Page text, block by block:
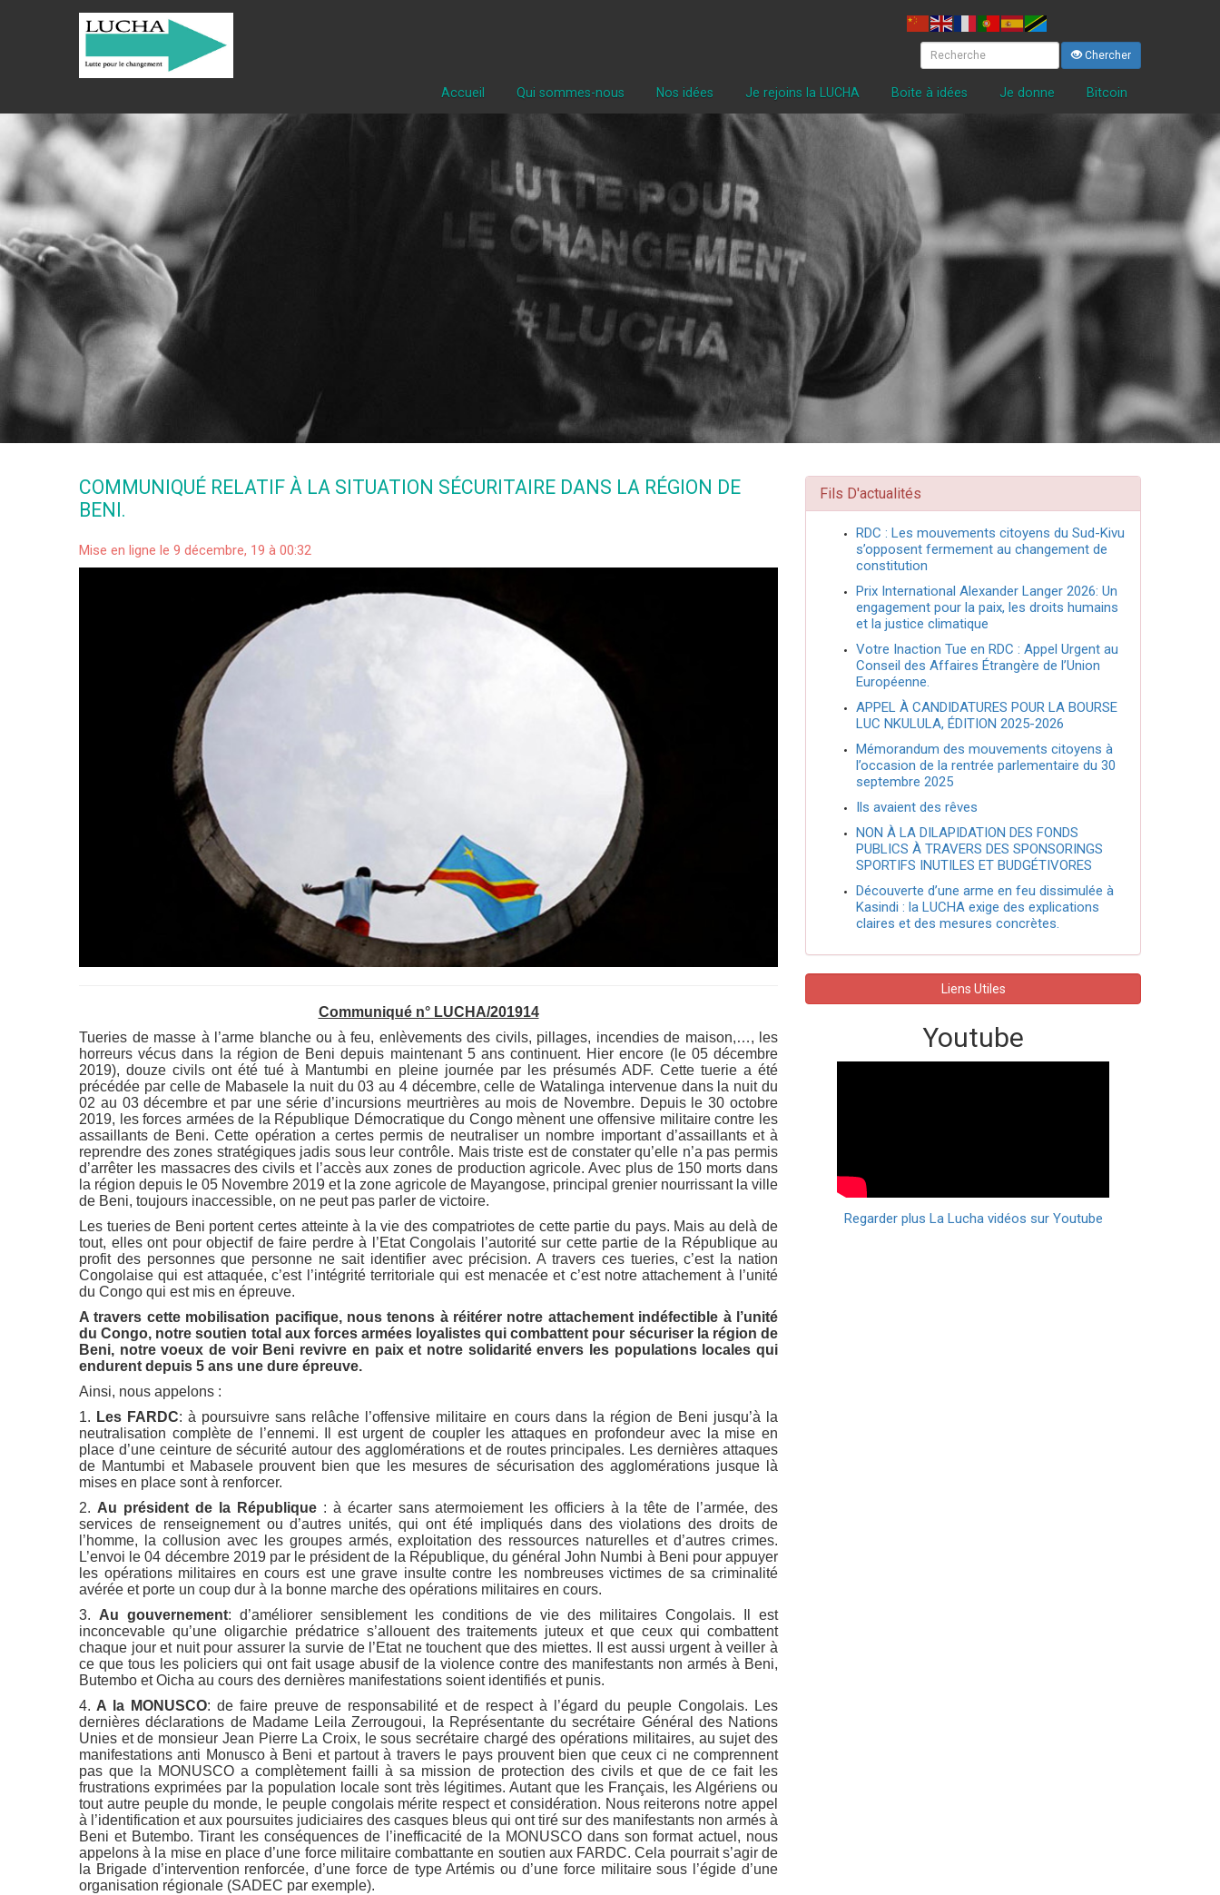
Chercher
Accueil Qui sommes-nous Nos idées Je rejoins la LUCHA Boite à idées Je donne Bitcoin
COMMUNIQUÉ RELATIF À LA SITUATION SÉCURITAIRE DANS LA RÉGION DE
BENI.
Mise en ligne le 9 décembre, 19 à 00:32
Communiqué n° LUCHA/201914
Tueries de masse à l’arme blanche ou à feu, enlèvements des civils, pillages, incendies de maison,…, les
horreurs vécus dans la région de Beni depuis maintenant 5 ans continuent. Hier encore (le 05 décembre
2019), douze civils ont été tué à Mantumbi en pleine journée par les présumés ADF. Cette tuerie a été
précédée par celle de Mabasele la nuit du 03 au 4 décembre, celle de Watalinga intervenue dans la nuit du
02 au 03 décembre et par une série d’incursions meurtrières au mois de Novembre. Depuis le 30 octobre
2019, les forces armées de la République Démocratique du Congo mènent une offensive militaire contre les
assaillants de Beni. Cette opération a certes permis de neutraliser un nombre important d’assaillants et à
reprendre des zones stratégiques jadis sous leur contrôle. Mais triste est de constater qu’elle n’a pas permis
d’arrêter les massacres des civils et l’accès aux zones de production agricole. Avec plus de 150 morts dans
la région depuis le 05 Novembre 2019 et la zone agricole de Mayangose, principal grenier nourrissant la ville
de Beni, toujours inaccessible, on ne peut pas parler de victoire.
Les tueries de Beni portent certes atteinte à la vie des compatriotes de cette partie du pays. Mais au delà de
tout, elles ont pour objectif de faire perdre à l’Etat Congolais l’autorité sur cette partie de la République au
profit des personnes que personne ne sait identifier avec précision. A travers ces tueries, c’est la nation
Congolaise qui est attaquée, c’est l’intégrité territoriale qui est menacée et c’est notre attachement à l’unité
du Congo qui est mis en épreuve.
A travers cette mobilisation pacifique, nous tenons à réitérer notre attachement indéfectible à l’unité
du Congo, notre soutien total aux forces armées loyalistes qui combattent pour sécuriser la région de
Beni, notre voeux de voir Beni revivre en paix et notre solidarité envers les populations locales qui
endurent depuis 5 ans une dure épreuve.
Ainsi, nous appelons :
1. Les FARDC: à poursuivre sans relâche l’offensive militaire en cours dans la région de Beni jusqu’à la
neutralisation complète de l’ennemi. Il est urgent de coupler les attaques en profondeur avec la mise en
place d’une ceinture de sécurité autour des agglomérations et de routes principales. Les dernières attaques
de Mantumbi et Mabasele prouvent bien que les mesures de sécurisation des agglomérations jusque là
mises en place sont à renforcer.
2. Au président de la République: à écarter sans atermoiement les officiers à la tête de l’armée, des
services de renseignement ou d’autres unités, qui ont été impliqués dans des violations des droits de
l’homme, la collusion avec les groupes armés, exploitation des ressources naturelles et d’autres crimes.
L’envoi le 04 décembre 2019 par le président de la République, du général John Numbi à Beni pour appuyer
les opérations militaires en cours est une grave insulte contre les nombreuses victimes de sa criminalité
avérée et porte un coup dur à la bonne marche des opérations militaires en cours.
3. Au gouvernement: d’améliorer sensiblement les conditions de vie des militaires Congolais. Il est
inconcevable qu’une oligarchie prédatrice s’allouent des traitements juteux et que ceux qui combattent
chaque jour et nuit pour assurer la survie de l’Etat ne touchent que des miettes. Il est aussi urgent à veiller à
ce que tous les policiers qui ont fait usage abusif de la violence contre des manifestants non armés à Beni,
Butembo et Oicha au cours des dernières manifestations soient identifiés et punis.
4. A la MONUSCO: de faire preuve de responsabilité et de respect à l’égard du peuple Congolais. Les
dernières déclarations de Madame Leila Zerrougoui, la Représentante du secrétaire Général des Nations
Unies et de monsieur Jean Pierre La Croix, le sous secrétaire chargé des opérations militaires, au sujet des
manifestations anti Monusco à Beni et partout à travers le pays prouvent bien que ceux ci ne comprennent
pas que la MONUSCO a complètement failli à sa mission de protection des civils et que de ce fait les
frustrations exprimées par la population locale sont très légitimes. Autant que les Français, les Algériens ou
tout autre peuple du monde, le peuple congolais mérite respect et considération. Nous reiterons notre appel
à l’identification et aux poursuites judiciaires des casques bleus qui ont tiré sur des manifestants non armés à
Beni et Butembo. Tirant les conséquences de l’inefficacité de la MONUSCO dans son format actuel, nous
appelons à la mise en place d’une force militaire combattante en soutien aux FARDC. Cela pourrait s’agir de
la Brigade d’intervention renforcée, d’une force de type Artémis ou d’une force militaire sous l’égide d’une
organisation régionale (SADEC par exemple).
Fils D'actualités
RDC : Les mouvements citoyens du Sud-Kivu
s’opposent fermement au changement de
constitution
Prix International Alexander Langer 2026: Un
engagement pour la paix, les droits humains
et la justice climatique
Votre Inaction Tue en RDC : Appel Urgent au
Conseil des Affaires Étrangère de l’Union
Européenne.
APPEL À CANDIDATURES POUR LA BOURSE
LUC NKULULA, ÉDITION 2025-2026
Mémorandum des mouvements citoyens à
l’occasion de la rentrée parlementaire du 30
septembre 2025
Ils avaient des rêves
NON À LA DILAPIDATION DES FONDS
PUBLICS À TRAVERS DES SPONSORINGS
SPORTIFS INUTILES ET BUDGÉTIVORES
Découverte d’une arme en feu dissimulée à
Kasindi : la LUCHA exige des explications
claires et des mesures concrètes.
Liens Utiles
Youtube
Regarder plus La Lucha vidéos sur Youtube